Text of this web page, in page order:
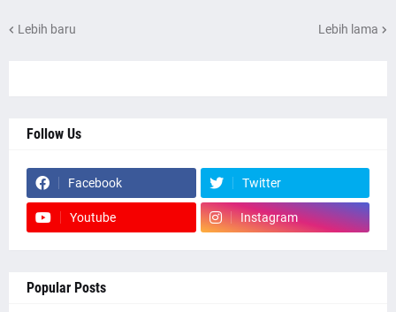
Lebih baru Lebih lama
Follow Us
Facebook Twitter
Youtube Instagram
Popular Posts